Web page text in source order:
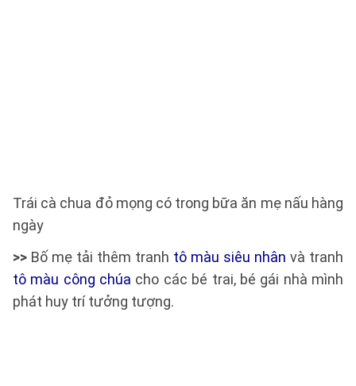
Trái cà chua đỏ mọng có trong bữa ăn mẹ nấu hàng
ngày
>> Bố mẹ tải thêm tranh tô màu siêu nhân và tranh
tô màu công chúa cho các bé trai, bé gái nhà mình
phát huy trí tưởng tượng.